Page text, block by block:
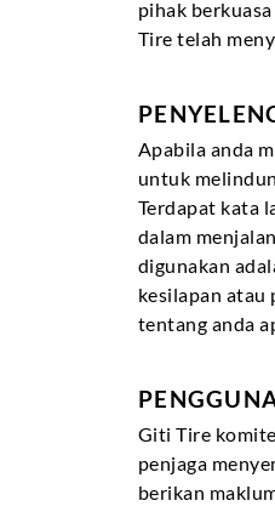
pihak
Tire telah
Apabila anda
untuk
Terdapat kata
dalam
digunakan
kesilapan atau
tentang anda
Giti Tire
penjaga
berikan